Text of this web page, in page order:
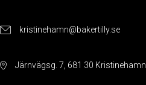
kristinehamn@bakertilly.se
Järnvägsg. 7, 681 30 Kristinehamn